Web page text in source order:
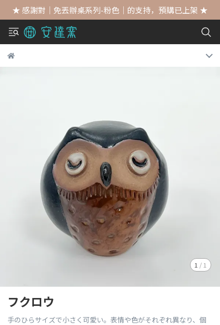
★ 感謝對｜免丟辦桌系列-粉色｜的支持，預購已上架 ★
1 / 1
フクロウ
手のひらサイズで小さく可愛い。表情や色がそれぞれ異なり、個